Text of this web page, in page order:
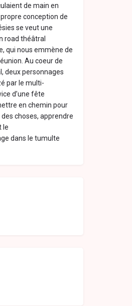
de main en
conception de
se veut une
road théâtral
qui nous emmène de
Au coeur de
deux personnages
par le multi-
d’une fête
en chemin pour
choses, apprendre
le
dans le tumulte